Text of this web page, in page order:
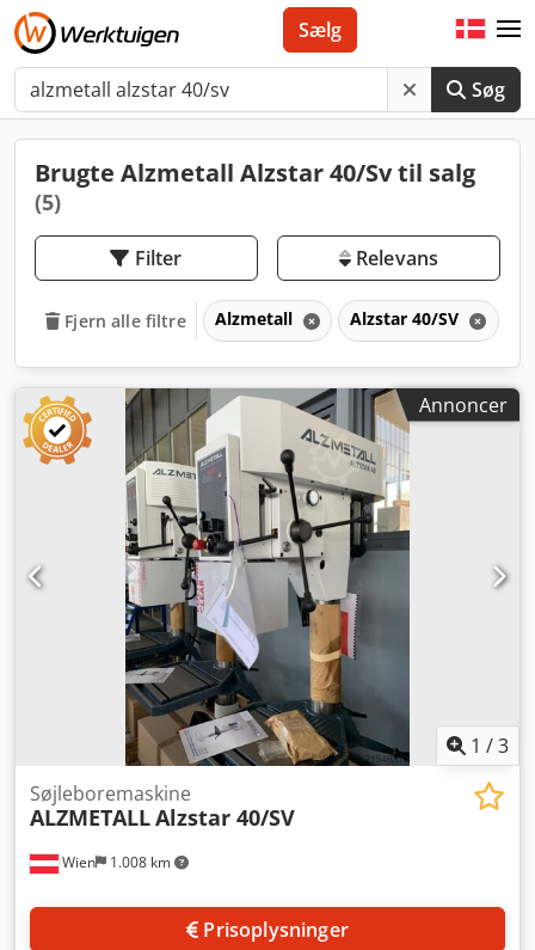
Søg
Sælg
Brugte Alzmetall Alzstar 40/Sv til salg
(5)
Filter Relevans
Fjern alle filtre Alzmetall Alzstar 40/SV
Annoncer
1 /3
Wien 1.008 km
Søjleboremaskine
ALZMETALLAlzstar 40/SV
Prisoplysninger